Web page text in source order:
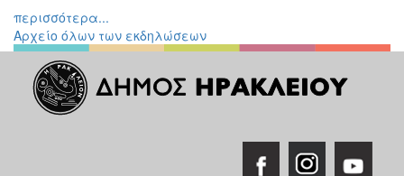
περισσότερα...
Αρχείο όλων των εκδηλώσεων